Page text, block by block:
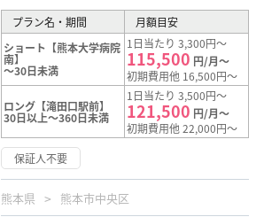
プラン名・期間
月額目安
ショート【熊本大学病院
南】
～30日未満
1日当たり 3,300円～
115,500 円/月～
初期費用他 16,500円～
ロング【滝田口駅前】
30日以上～360日未満
1日当たり 3,500円～
121,500 円/月～
初期費用他 22,000円～
保証人不要
熊本県 熊本市中央区